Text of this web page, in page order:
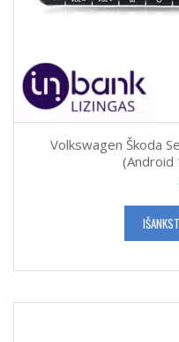
Volkswagen Škoda
(Android